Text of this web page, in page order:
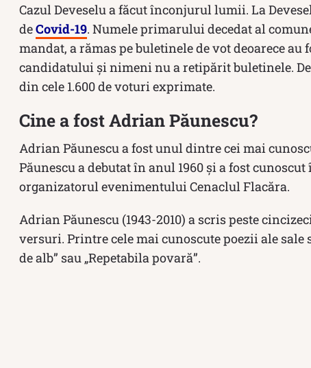
Cazul Deveselu a făcut înconjurul lumii. La
deCovid-19. Numele primarului decedat al
mandat, a rămas pe buletinele de vot deoarece
candidatului și nimeni nu a retipărit buletinele.
din cele 1.600 de voturi exprimate.
Cine a fost Adrian Păunescu?
Adrian Păunescu a fost unul dintre cei mai
Păunescu a debutat în anul 1960 și a fost
organizatorul evenimentului Cenaclul Flacăra.
Adrian Păunescu (1943-2010) a scris peste
versuri. Printre cele mai cunoscute poezii ale sale
de alb” sau „Repetabila povară”.